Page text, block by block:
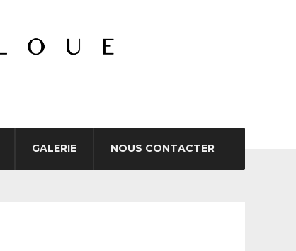
GALERIE NOUS CONTACTER